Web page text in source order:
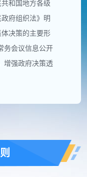
和国地方各级
府组织法》明
决策的主要形
务会议信息公开
增强政府决策透